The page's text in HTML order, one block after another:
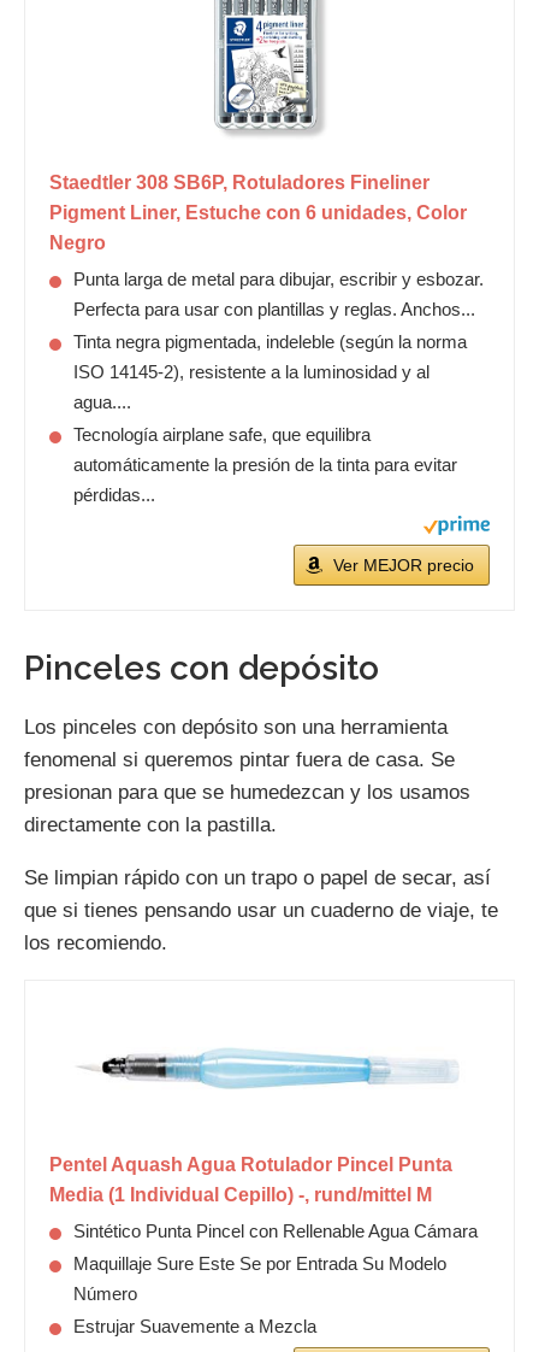
Staedtler 308 SB6P, Rotuladores Fineliner
Pigment Liner, Estuche con 6 unidades, Color
Negro
Punta larga de metal para dibujar, escribir y esbozar.
Perfecta para usar con plantillas y reglas. Anchos...
Tinta negra pigmentada, indeleble (según la norma
ISO 14145-2), resistente a la luminosidad y al
agua....
Tecnología airplane safe, que equilibra
automáticamente la presión de la tinta para evitar
pérdidas...
Ver MEJOR precio
Pinceles con depósito
Los pinceles con depósito son una herramienta
fenomenal si queremos pintar fuera de casa. Se
presionan para que se humedezcan y los usamos
directamente con la pastilla.
Se limpian rápido con un trapo o papel de secar, así
que si tienes pensando usar un cuaderno de viaje, te
los recomiendo.
Pentel Aquash Agua Rotulador Pincel Punta
Media (1 Individual Cepillo) -, rund/mittel M
Sintético Punta Pincel con Rellenable Agua Cámara
Maquillaje Sure Este Se por Entrada Su Modelo
Número
Estrujar Suavemente a Mezcla